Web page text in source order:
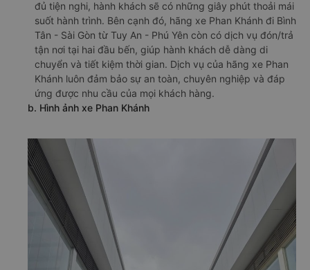
đủ tiện nghi, hành khách sẽ có những giây phút thoải mái
suốt hành trình. Bên cạnh đó, hãng xe Phan Khánh đi Bình
Tân - Sài Gòn từ Tuy An - Phú Yên còn có dịch vụ đón/trả
tận nơi tại hai đầu bến, giúp hành khách dễ dàng di
chuyển và tiết kiệm thời gian. Dịch vụ của hãng xe Phan
Khánh luôn đảm bảo sự an toàn, chuyên nghiệp và đáp
ứng được nhu cầu của mọi khách hàng.
b. Hình ảnh xe Phan Khánh